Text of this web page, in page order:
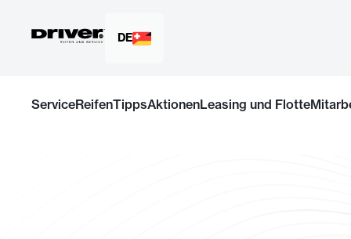
springen
DE
ServiceReifenTippsAktionenLeasing und Flotte